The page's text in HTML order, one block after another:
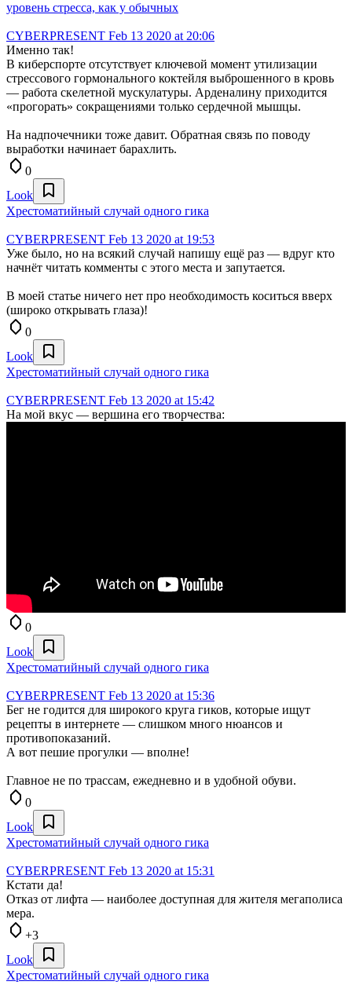
уровень стресса, как у обычных
CYBERPRESENT Feb 13 2020 at 20:06
Именно так!
В киберспорте отсутствует ключевой момент утилизации
стрессового гормонального коктейля выброшенного в кровь
— работа скелетной мускулатуры. Арденалину приходится
«прогорать» сокращениями только сердечной мышцы.
На надпочечники тоже давит. Обратная связь по поводу
выработки начинает барахлить.
0
Look
Хрестоматийный случай одного гика
CYBERPRESENT Feb 13 2020 at 19:53
Уже было, но на всякий случай напишу ещё раз — вдруг кто
начнёт читать комменты с этого места и запутается.
В моей статье ничего нет про необходимость коситься вверх
(широко открывать глаза)!
0
Look
Хрестоматийный случай одного гика
CYBERPRESENT Feb 13 2020 at 15:42
На мой вкус — вершина его творчества:
0
Look
Хрестоматийный случай одного гика
CYBERPRESENT Feb 13 2020 at 15:36
Бег не годится для широкого круга гиков, которые ищут
рецепты в интернете — слишком много нюансов и
противопоказаний.
А вот пешие прогулки — вполне!
Главное не по трассам, ежедневно и в удобной обуви.
0
Look
Хрестоматийный случай одного гика
CYBERPRESENT Feb 13 2020 at 15:31
Кстати да!
Отказ от лифта — наиболее доступная для жителя мегаполиса
мера.
+3
Look
Хрестоматийный случай одного гика